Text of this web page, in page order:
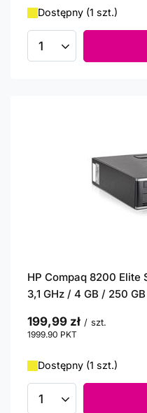
Dostępny (1 szt.)
Ilość produktów
HP Compaq 8200 Elite
3,1 GHz / 4 GB / 250
199,99 zł / szt.
1999.90 PKT
Dostępny (1 szt.)
Ilość produktów